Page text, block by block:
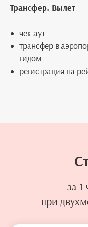
Трансфер. Вылет
чек-аут
трансфер в
гидом.
регистрация на
за 1
при